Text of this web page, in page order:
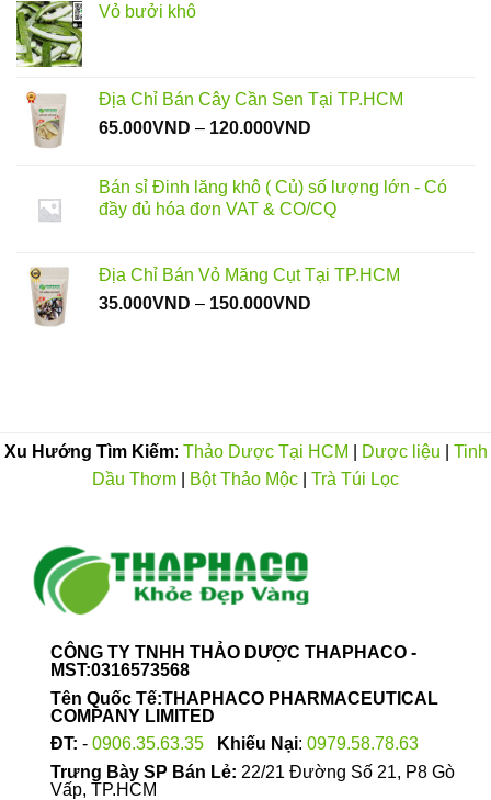
Vỏ bưởi khô
Địa Chỉ Bán Cây Cần Sen Tại TP.HCM
65.000VND – 120.000VND
65.000VND
đến
Bán sỉ Đinh lăng khô ( Củ) số lượng lớn - Có
đầy đủ hóa đơn VAT & CO/CQ
Địa Chỉ Bán Vỏ Măng Cụt Tại TP.HCM
35.000VND – 150.000VND
Xu Hướng Tìm Kiếm: Thảo Dược Tại HCM Dược liệu
Tinh
Dầu Thơm
Bột Thảo Mộc Trà Túi Lọc
CÔNG TY TNHH THẢO DƯỢC THAPHACO -
MST:0316573568
Tên Quốc Tế:THAPHACO PHARMACEUTICAL
COMPANY LIMITED
ĐT: - 0906.35.63.35 Khiếu Nại: 0979.58.78.63
Trưng Bày SP Bán Lẻ: 22/21 Đường Số 21, P8 Gò
Vấp, TP.HCM